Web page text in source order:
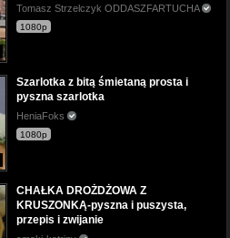
Tomasz Strzelczyk ODDASZFARTUCHA
1080p
Szarlotka z bitą śmietaną prosta i
pyszna szarlotka
HeniaFoks
1080p
CHAŁKA DROŻDŻOWA Z
KRUSZONKĄ-pyszna i puszysta,
przepis i zwijanie